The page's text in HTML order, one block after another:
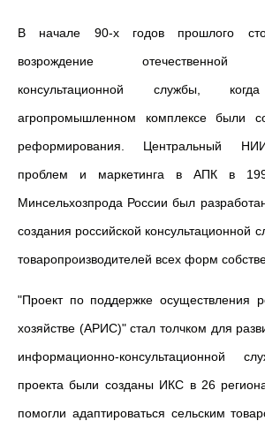
В начале 90-х годов прошлого
возрождение отечественной
консультационной службы,
агропромышленном комплексе были
реформирования. Центральный
проблем и маркетинга в АПК в
Минсельхозпрода России был
создания российской консультационной
товаропроизводителей всех форм
"Проект по поддержке осуществления
хозяйстве (АРИС)" стал толчком для
информационно-консультационной
проекта были созданы ИКС в 26
помогли адаптироваться сельским